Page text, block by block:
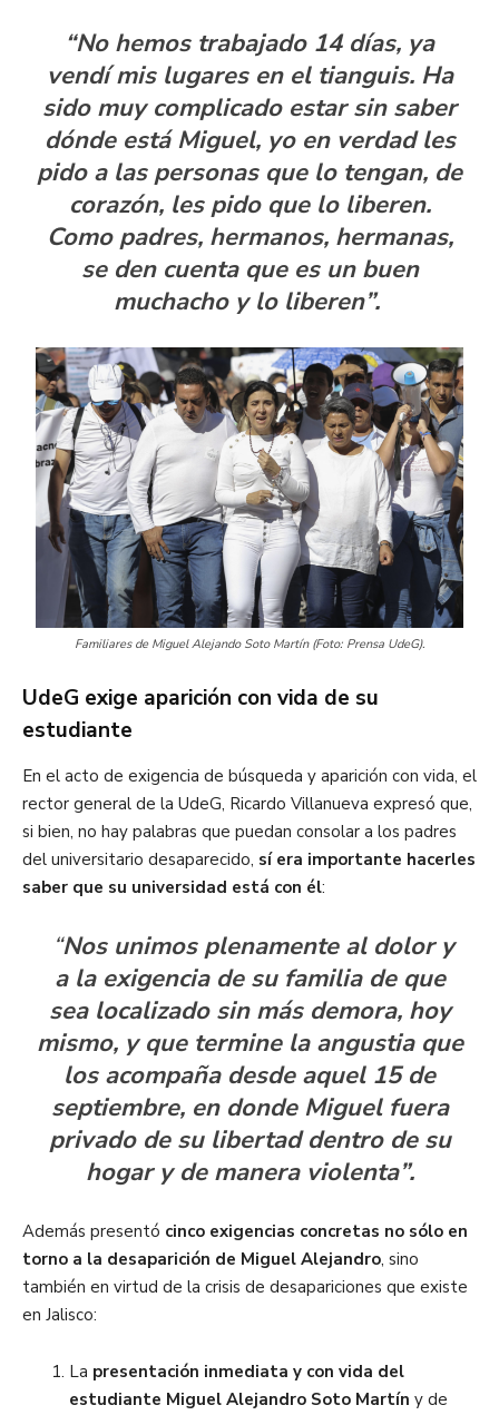
“No hemos trabajado 14 días, ya
vendí mis lugares en el tianguis. Ha
sido muy complicado estar sin saber
dónde está Miguel, yo en verdad les
pido a las personas que lo tengan, de
corazón, les pido que lo liberen.
Como padres, hermanos, hermanas,
se den cuenta que es un buen
muchacho y lo liberen”.
Familiares de Miguel Alejando Soto Martín (Foto: Prensa UdeG).
UdeG exige aparición con vida de su
estudiante
En el acto de exigencia de búsqueda y aparición con vida, el
rector general de la UdeG, Ricardo Villanueva expresó que,
si bien, no hay palabras que puedan consolar a los padres
del universitario desaparecido, sí era importante hacerles
saber que su universidad está con él:
“Nos unimos plenamente al dolor y
a la exigencia de su familia de que
sea localizado sin más demora, hoy
mismo, y que termine la angustia que
los acompaña desde aquel 15 de
septiembre, en donde Miguel fuera
privado de su libertad dentro de su
hogar y de manera violenta”.
Además presentó cinco exigencias concretas no sólo en
torno a la desaparición de Miguel Alejandro, sino
también en virtud de la crisis de desapariciones que existe
en Jalisco:
La presentación inmediata y con vida del
estudiante Miguel Alejandro Soto Martín y de